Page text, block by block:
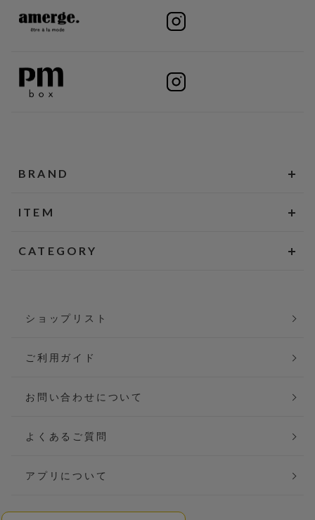
BRAND
ITEM
CATEGORY
ショップリスト
ご利用ガイド
お問い合わせについて
よくあるご質問
アプリについて